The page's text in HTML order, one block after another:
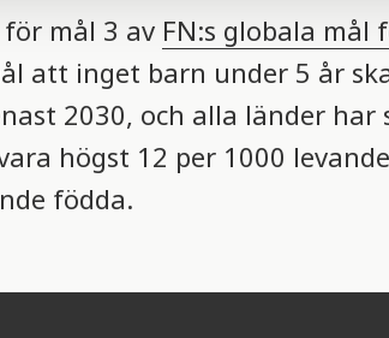
mål 3 av FN:s globala mål
att inget barn under 5 år
2030, och alla länder har
högst 12 per 1000
födda.